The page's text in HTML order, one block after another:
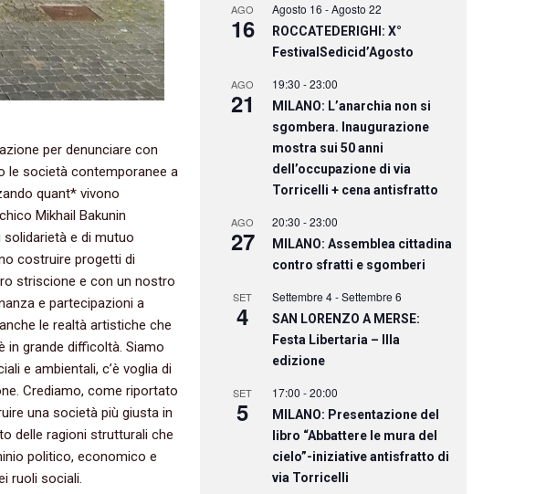
per denunciare con
le società contemporanee a
quant* vivono
Mikhail Bakunin
solidarietà e di mutuo
costruire progetti di
striscione e con un nostro
e partecipazioni a
le realtà artistiche che
in grande difficoltà. Siamo
e ambientali, c’è voglia di
Crediamo, come riportato
una società più giusta in
delle ragioni strutturali che
politico, economico e
ruoli sociali.
AGO
16
Agosto 16 -Agosto 22
ROCCATEDERIGHI: X°
FestivalSedicid’Agosto
AGO
21
19:30 -23:00
MILANO: L’anarchia non si
sgombera. Inaugurazione
mostra sui 50 anni
dell’occupazione di via
Torricelli + cena antisfratto
AGO
27
20:30 -23:00
MILANO: Assemblea cittadina
contro sfratti e sgomberi
SET
4
Settembre 4-Settembre 6
SAN LORENZO A MERSE:
Festa Libertaria – IIIa
edizione
SET
5
17:00 -20:00
MILANO: Presentazione del
libro “Abbattere le mura del
cielo”-iniziative antisfratto di
via Torricelli